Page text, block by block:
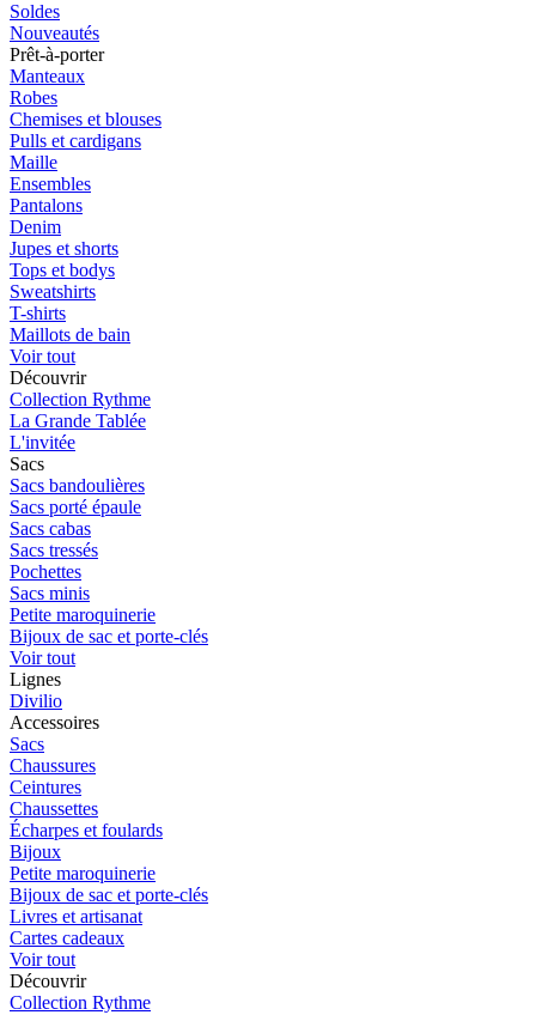
Soldes
Nouveautés
Prêt-à-porter
Manteaux
Robes
Chemises et blouses
Pulls et cardigans
Maille
Ensembles
Pantalons
Denim
Jupes et shorts
Tops et bodys
Sweatshirts
T-shirts
Maillots de bain
Voir tout
Découvrir
Collection Rythme
La Grande Tablée
L'invitée
Sacs
Sacs bandoulières
Sacs porté épaule
Sacs cabas
Sacs tressés
Pochettes
Sacs minis
Petite maroquinerie
Bijoux de sac et porte-clés
Voir tout
Lignes
Divilio
Accessoires
Sacs
Chaussures
Ceintures
Chaussettes
Écharpes et foulards
Bijoux
Petite maroquinerie
Bijoux de sac et porte-clés
Livres et artisanat
Cartes cadeaux
Voir tout
Découvrir
Collection Rythme